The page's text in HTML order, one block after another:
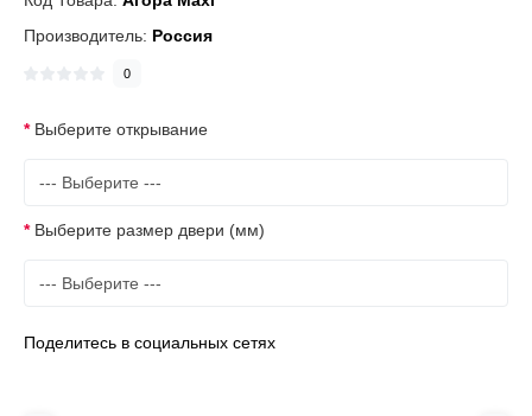
Производитель: Россия
0
Выберите открывание
Выберите размер двери (мм)
Поделитесь в социальных сетях